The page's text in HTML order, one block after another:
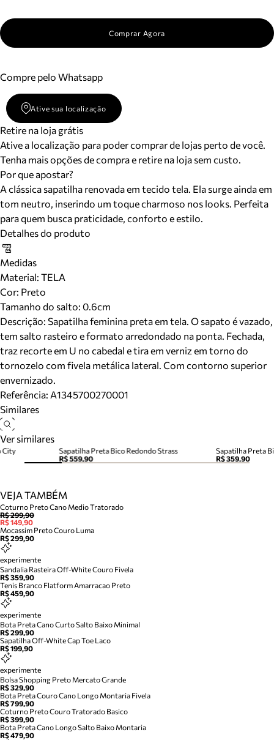
Comprar Agora
Compre pelo Whatsapp
Ative sua localização
Retire na loja grátis
Ative a localização para poder comprar de lojas perto de você.
Tenha mais opções de compra e retire na loja sem custo.
Por que apostar?
A clássica sapatilha renovada em tecido tela. Ela surge ainda em
tom neutro, inserindo um toque charmoso nos looks. Perfeita
para quem busca praticidade, conforto e estilo.
Detalhes do produto
Medidas
Material: TELA
Cor: Preto
Tamanho do salto: 0.6cm
Descrição: Sapatilha feminina preta em tela. O sapato é vazado,
tem salto rasteiro e formato arredondado na ponta. Fechada,
traz recorte em U no cabedal e tira em verniz em torno do
tornozelo com fivela metálica lateral. Com contorno superior
envernizado.
Referência: A1345700270001
Similares
Ver similares
Sapatilha Preta Bico Redondo Strass
R$ 559,90
Sapatilha Preta
R$ 359,90
City
VEJA TAMBÉM
Coturno Preto Cano Medio Tratorado
R$ 299,90
R$ 149,90
Mocassim Preto Couro Luma
R$ 299,90
experimente
Sandalia Rasteira Off-White Couro Fivela
R$ 359,90
Tenis Branco Flatform Amarracao Preto
R$ 459,90
experimente
Bota Preta Cano Curto Salto Baixo Minimal
R$ 299,90
Sapatilha Off-White Cap Toe Laco
R$ 199,90
experimente
Bolsa Shopping Preto Mercato Grande
R$ 329,90
Bota Preta Couro Cano Longo Montaria Fivela
R$ 799,90
Coturno Preto Couro Tratorado Basico
R$ 399,90
Bota Preta Cano Longo Salto Baixo Montaria
R$ 479,90